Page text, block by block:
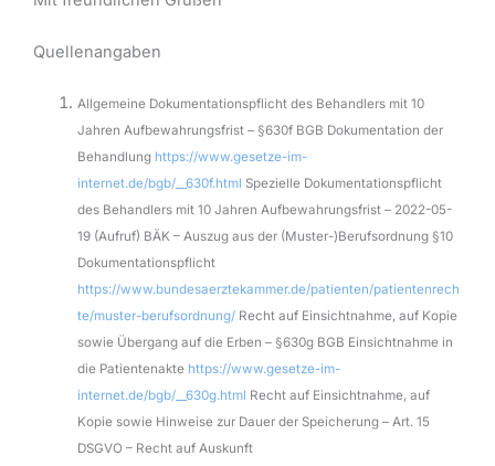
Quellenangaben
Allgemeine Dokumentationspflicht des Behandlers mit 10
Jahren Aufbewahrungsfrist – §630f BGB Dokumentation der
Behandlung https://www.gesetze-im-
internet.de/bgb/__630f.html Spezielle Dokumentationspflicht
des Behandlers mit 10 Jahren Aufbewahrungsfrist – 2022-05-
19 (Aufruf) BÄK – Auszug aus der (Muster-)Berufsordnung §10
Dokumentationspflicht
https://www.bundesaerztekammer.de/patienten/patientenrech
te/muster-berufsordnung/ Recht auf Einsichtnahme, auf Kopie
sowie Übergang auf die Erben – §630g BGB Einsichtnahme in
die Patientenakte https://www.gesetze-im-
internet.de/bgb/__630g.html Recht auf Einsichtnahme, auf
Kopie sowie Hinweise zur Dauer der Speicherung – Art. 15
DSGVO – Recht auf Auskunft